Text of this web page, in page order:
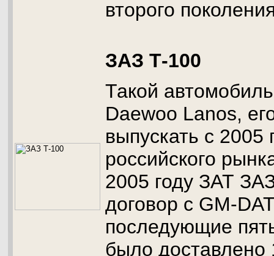
второго
ЗАЗ Т-100
Такой
Daewoo Lanos,
выпускать с 2005
российского
2005 году ЗАТ
договор с GM-
последующие
было